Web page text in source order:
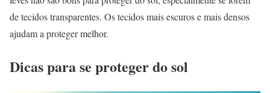
de tecidos transparentes. Os tecidos mais escuros e mais densos
ajudam a proteger melhor.
Dicas para se proteger do sol